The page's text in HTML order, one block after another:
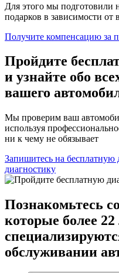
Для этого мы подготовили
подарков в зависимости от
Получите компенсацию за
Пройдите
и узнайте обо
вашего
Мы проверим ваш
используя
ни к чему не обязывает
Запишитесь на бесплатную
диагностику
Познакомьтесь
которые более 22
обслуживании